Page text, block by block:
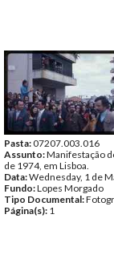
Pasta:07207.003.016
Assunto:Manifestação
de 1974, em Lisboa.
Data:Wednesday, 1 de
Fundo:Lopes Morgado
Tipo Documental:
Página(s): 1